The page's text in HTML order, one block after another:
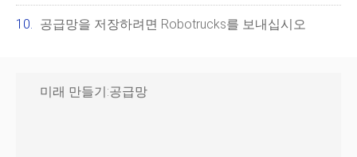
공급망을 저장하려면 Robotrucks를 보내십시오
미래 만들기:공급망